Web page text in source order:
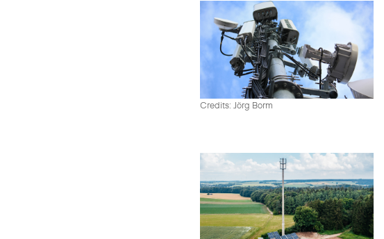
Credits: Jörg Borm